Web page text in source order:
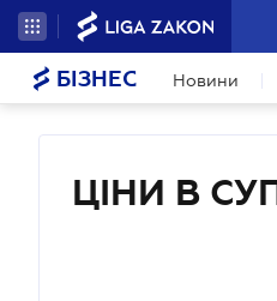
БІЗНЕС Новини
ЦІНИ В